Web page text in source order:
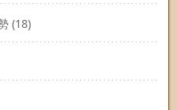
(18)